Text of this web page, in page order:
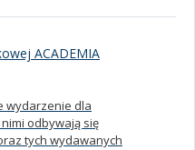
ACADEMIA
wydarzenie dla
odbywają się
tych wydawanych